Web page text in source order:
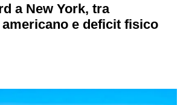
a New York, tra
e deficit fisico